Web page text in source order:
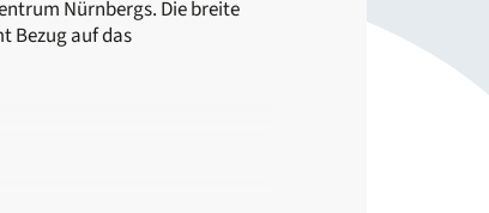
Nürnbergs. Die breite
Bezug auf das